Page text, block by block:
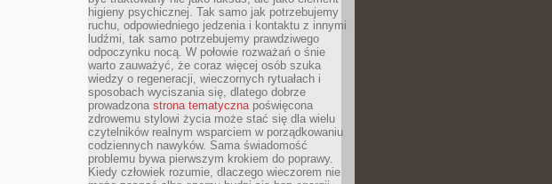
higieny psychicznej. Tak samo jak potrzebujemy
ruchu, odpowiedniego jedzenia i kontaktu z innymi
ludźmi, tak samo potrzebujemy prawdziwego
odpoczynku nocą. W połowie rozważań o śnie
warto zauważyć, że coraz więcej osób szuka
wiedzy o regeneracji, wieczornych rytuałach i
sposobach wyciszania się, dlatego dobrze
prowadzona strona tematycznapoświęcona
zdrowemu stylowi życia może stać się dla wielu
czytelników realnym wsparciem w porządkowaniu
codziennych nawyków. Sama świadomość
problemu bywa pierwszym krokiem do poprawy.
Kiedy człowiek rozumie, dlaczego wieczorem nie